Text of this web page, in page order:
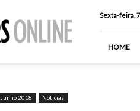
Sexta-feira,
HOME
Junho 2018 Noticias